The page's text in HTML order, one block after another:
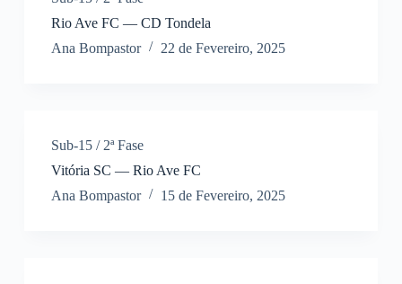
Rio Ave FC — CD Tondela
Ana Bompastor
22 de Fevereiro, 2025
Sub-15 / 2ª Fase
Vitória SC — Rio Ave FC
Ana Bompastor
15 de Fevereiro, 2025